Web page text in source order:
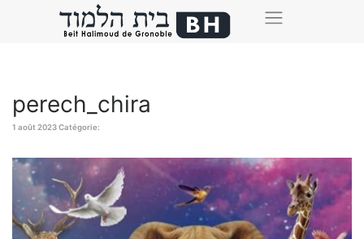
perech_chira
1 août 2023Catégorie: